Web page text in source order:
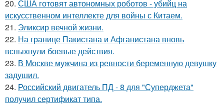
20. США готовят автономных роботов - убийц на
искусственном интеллекте для войны с Китаем.
21. Эликсир вечной жизни.
22. На границе Пакистана и Афганистана вновь
вспыхнули боевые действия.
23. В Москве мужчина из ревности беременную девушку
задушил.
24. Российский двигатель ПД - 8 для "Суперджета"
получил сертификат типа.